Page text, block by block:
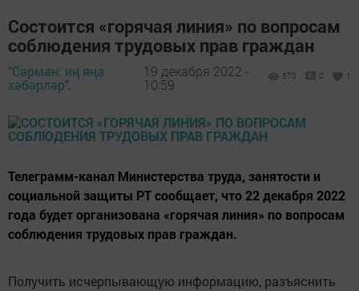
Состоится «горячая линия» по вопросам
соблюдения трудовых прав граждан
"Сарман: иң яңа
хәбәрләр",
19 декабря 2022 -
10:59
570 0 1
Телеграмм-канал Министерства труда, занятости и
социальной защиты РТ сообщает, что 22 декабря 2022
года будет организована «горячая линия» по вопросам
соблюдения трудовых прав граждан.
Получить исчерпывающую информацию, разъяснить